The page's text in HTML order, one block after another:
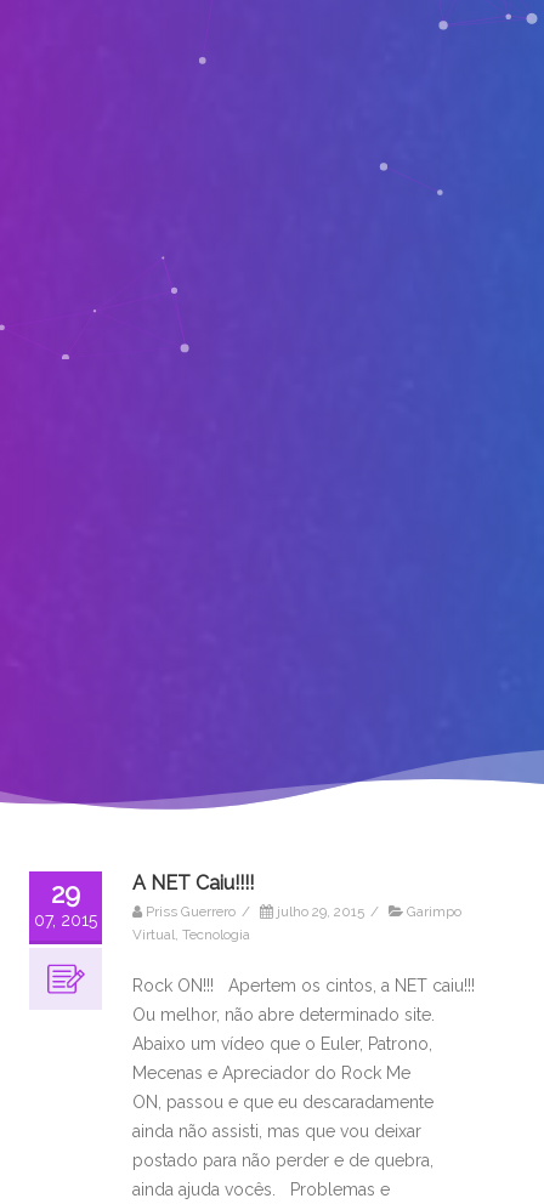
29
07, 2015
A NET Caiu!!!!
Priss Guerrero / julho 29, 2015 /
Garimpo
Virtual, Tecnologia
Rock ON!!! Apertem os cintos, a NET caiu!!!
Ou melhor, não abre determinado site.
Abaixo um vídeo que o Euler, Patrono,
Mecenas e Apreciador do Rock Me
ON, passou e que eu descaradamente
ainda não assisti, mas que vou deixar
postado para não perder e de quebra,
ainda ajuda vocês. Problemas e